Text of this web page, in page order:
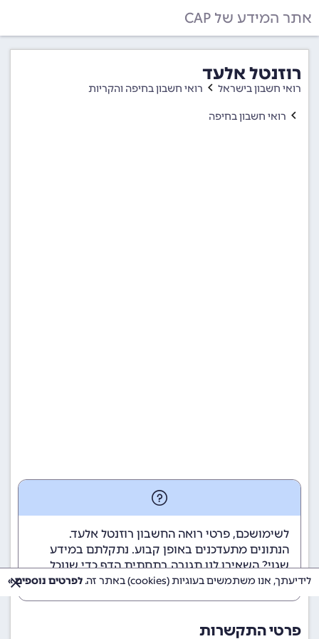
אתר המידע של CAP
רוזנטל אלעד
רואי חשבון בישראל רואי חשבון בחיפה והקריות
רואי חשבון בחיפה
לשימושכם, פרטי רואה החשבון רוזנטל אלעד.
הנתונים מתעדכנים באופן קבוע. נתקלתם במידע
שגוי? השאירו לנו תגובה בתחתית הדף כדי שנוכל
לטפל בבעיה בהקדם.
פרטי התקשרות
לידיעתך, אנו משתמשים בעוגיות (cookies) באתר זה. לפרטים נוספים »